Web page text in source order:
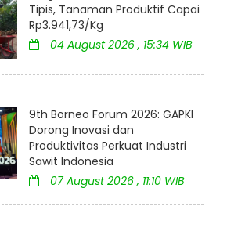
Tipis, Tanaman Produktif Capai
Rp3.941,73/Kg
04 August 2026 , 15:34 WIB
9th Borneo Forum 2026: GAPKI
Dorong Inovasi dan
Produktivitas Perkuat Industri
Sawit Indonesia
07 August 2026 , 11:10 WIB